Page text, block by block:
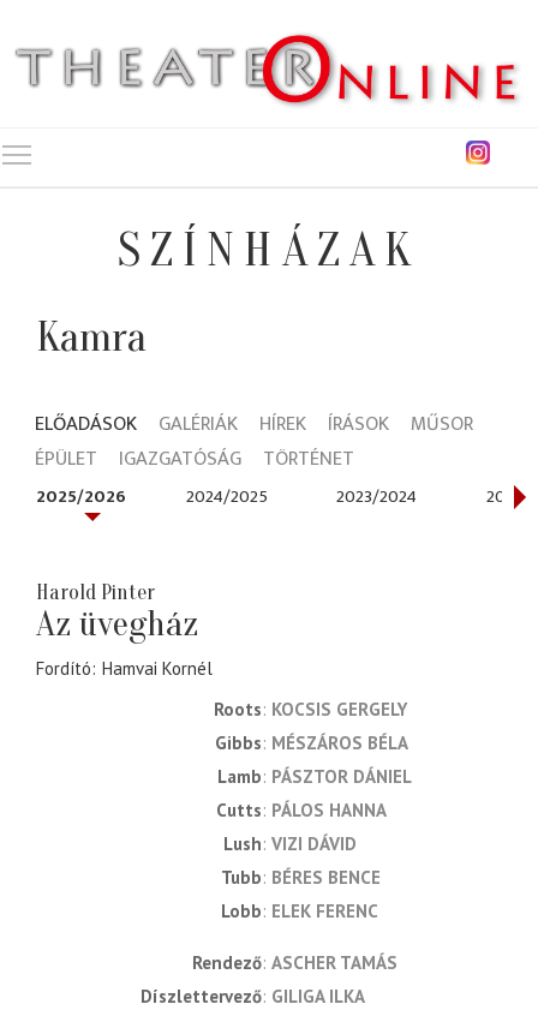
SZÍNHÁZAK
Kamra
ELŐADÁSOK GALÉRIÁK HÍREK ÍRÁSOK
MŰSOR
ÉPÜLET
IGAZGATÓSÁG TÖRTÉNET
2025/2026 2024/2025 2023/2024 2022/
Harold Pinter
Az üvegház
Fordító Hamvai Kornél
Roots KOCSIS GERGELY
Gibbs MÉSZÁROS BÉLA
Lamb PÁSZTOR DÁNIEL
Cutts PÁLOS HANNA
Lush VIZI DÁVID
Tubb BÉRES BENCE
Lobb ELEK FERENC
rendező ASCHER TAMÁS
díszlettervező GILIGA ILKA